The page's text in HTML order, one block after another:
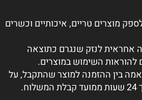
מוצרים טריים, איכותיים וכשרים
אחראית לנזק שנגרם כתוצאה
השימוש במוצרים.
בין ההזמנה למוצר שהתקבל, על